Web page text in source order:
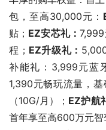
包，至高30,000元：
贴； EZ安芯礼：
程； EZ升级礼：
补能礼：3,999元蓝
1,390元畅玩流量，
（10G/月）； EZ护航
首年享至高600万元智